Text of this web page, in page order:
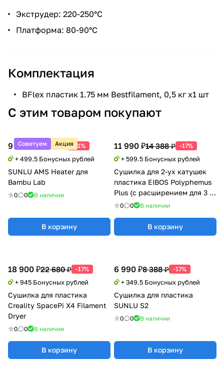
Экструдер: 220-250°С
Платформа: 80-90°С
Комплектация
BFlex пластик 1.75 мм Bestfilament, 0,5 кг х1 шт
С этим товаром покупают
Советуем Акция
9 990 ₽20 388 ₽ -51%
+ 499.5 Бонусных рублей
SUNLU AMS Heater для
Bambu Lab
0 0 В наличии
В корзину
11 990 ₽14 388 ₽ -17%
+ 599.5 Бонусных рублей
Сушилка для 2-ух катушек
пластика EIBOS Polyphemus
Plus (с расширением для 3 кг
катушки)
0 0 В наличии
В корзину
18 900 ₽22 680 ₽ -17%
+ 945 Бонусных рублей
Сушилка для пластика
Creality SpacePi X4 Filament
Dryer
0 0 В наличии
В корзину
6 990 ₽8 388 ₽ -17%
+ 349.5 Бонусных рублей
Сушилка для пластика
SUNLU S2
0 0 В наличии
В корзину